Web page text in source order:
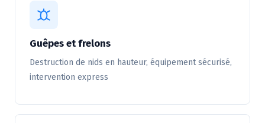
Guêpes et frelons
Destruction de nids en hauteur, équipement sécurisé,
intervention express